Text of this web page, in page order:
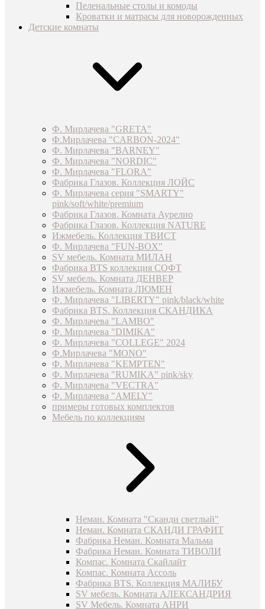
Пеленальные столы и комоды
Кроватки и матрасы для новорожденных
Детские комнаты
Ф. Мирлачева "GRETA"
Ф.Мирлачева "CARBON-2024"
Ф. Мирлачева "BARNEY"
Ф. Мирлачева "NORDIC"
Ф. Мирлачева "FLORA"
Фабрика Глазов. Коллекция ЛОЙС
Ф. Мирлачева серия "SMARTY"
pink/soft/white/premium
Фабрика Глазов. Комната Аурелио
Фабрика Глазов. Коллекция NATURE
Ижмебель. Коллекция ТВИСТ
Ф. Мирлачева "FUN-BOX"
SV мебель. Комната МИЛАН
Фабрика BTS коллекция СОФТ
SV мебель. Комната ДЕНВЕР
Ижмебель. Комната ЛЮМЕН
Ф. Мирлачева "LIBERTY" pink/black/white
Фабрика BTS. Коллекция СКАНДИКА
Ф. Мирлачева "LAMBO"
Ф. Мирлачева "DIMIKA"
Ф. Мирлачева "COLLEGE" 2024
Ф.Мирлачева "MONO"
Ф. Мирлачева "KEMPTEN"
Ф. Мирлачева "RUMIKA" pink/sky
Ф. Мирлачева "VECTRA"
Ф. Мирлачева "AMELY"
примеры готовых комплектов
Мебель по коллекциям
Неман. Комната "Сканди светлый"
Неман. Комната СКАНДИ ГРАФИТ
Фабрика Неман. Комната Мальма
Фабрика Неман. Комната ТИВОЛИ
Компас. Комната Скайлайт
Компас. Комната Ассоль
Фабрика BTS. Коллекция МАЛИБУ
SV мебель. Комната АЛЕКСАНДРИЯ
SV Мебель. Комната АНРИ